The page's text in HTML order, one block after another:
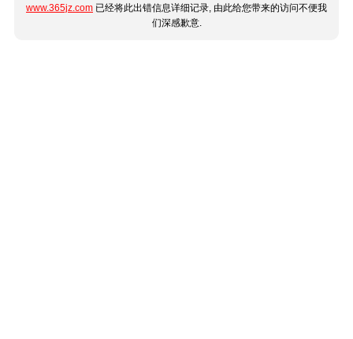
www.365jz.com 已经将此出错信息详细记录, 由此给您带来的访问不便我
们深感歉意.